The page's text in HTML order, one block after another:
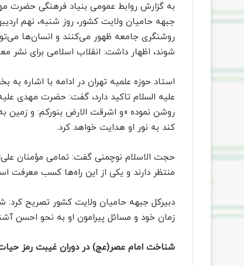
به گزارش روابط عمومی بنیاد فرهنگی حضرت
جبهه حامیان ولایت کشور، روز شنبه، نهم
روشنگری جامعه ظهور می‌کنند و انسان‌ها
شوند، اظهار داشت: انقلاب اسلامی برای
استاد حوزه علمیه تهران در ادامه با اشاره
علیه السلام تاکید دارد، گفت: حضرت مهدی
روشن نموده «و اشرقت الارض بنورکم: و زمین
کند به نور او هدایت خواهد کرد.
حجت الاسلام نوچمنی گفت: تمامی مؤمنان
منتظر دارند و یکی از این راه‌ها کسب
دبیرکل جبهه حامیان ولایت کشور تصریح کرد:
زمان خود و مسائل پیرامون او به نحو احسن
شناخت امام عصر(عج) در دوران غیبت رمز